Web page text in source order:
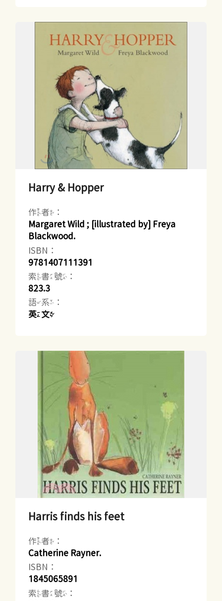
Harry & Hopper
作者：
Margaret Wild ; [illustrated by] Freya
Blackwood.
ISBN：
9781407111391
索書號：
823.3
語系：
英文
Harris finds his feet
作者：
Catherine Rayner.
ISBN：
1845065891
索書號：